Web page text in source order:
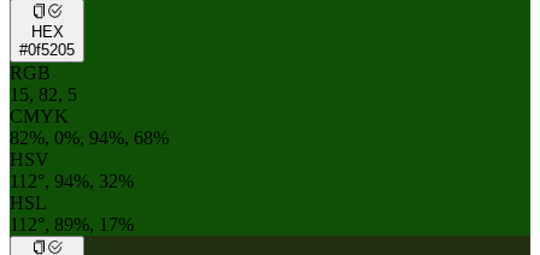
HEX
#0f5205
RGB
15, 82, 5
CMYK
82%, 0%, 94%, 68%
HSV
112°, 94%, 32%
HSL
112°, 89%, 17%